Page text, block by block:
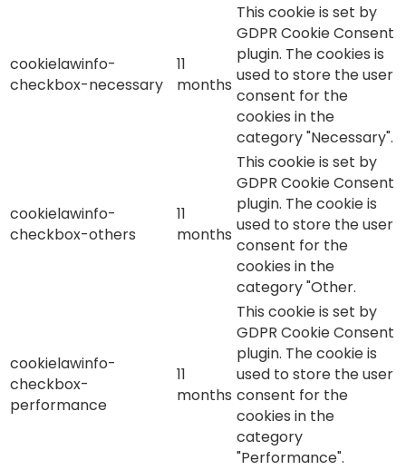
cookielawinfo-
checkbox-necessary
11
months
This cookie is set by
GDPR Cookie Consent
plugin. The cookies is
used to store the user
consent for the
cookies in the
category "Necessary".
cookielawinfo-
checkbox-others
11
months
This cookie is set by
GDPR Cookie Consent
plugin. The cookie is
used to store the user
consent for the
cookies in the
category "Other.
cookielawinfo-
checkbox-
performance
11
months
This cookie is set by
GDPR Cookie Consent
plugin. The cookie is
used to store the user
consent for the
cookies in the
category
"Performance".